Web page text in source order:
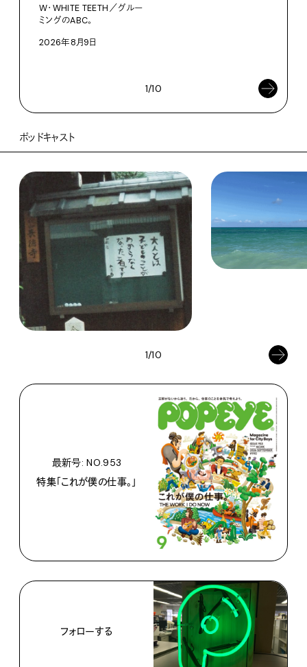
W・WHITE TEETH／グルー
ミングのABC。
2026年8月9日
1/10
ポッドキャスト
1/10
最新号: NO.953
特集「これが僕の仕事。」
フォローする